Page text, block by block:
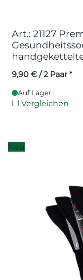
Art.: 21127
9,90 € / 2 Paar *
Auf Lager
Vergleichen
Neu